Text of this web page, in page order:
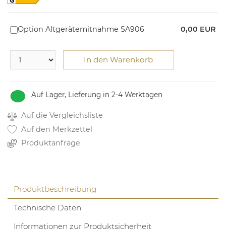
Auf Lager, Lieferung in 2-4 Werktagen
Option Altgerätemitnahme SA906 0,00 EUR
In den Warenkorb
Auf die Vergleichsliste
Auf den Merkzettel
Produktanfrage
Produktbeschreibung
Technische Daten
Informationen zur Produktsicherheit